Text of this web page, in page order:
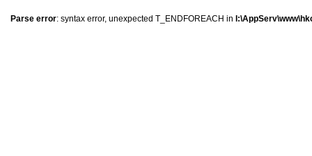
Parse error: syntax error, unexpected T_ENDFOREACH in